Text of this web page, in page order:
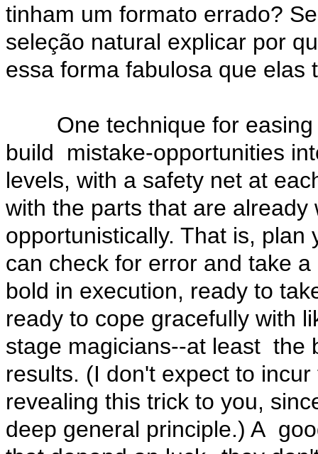
tinham um formato errado?
seleção natural explicar por
essa forma fabulosa que elas
One technique for easing
build mistake-opportunities
levels, with a safety net at
with the parts that are
opportunistically. That is,
can check for error and take
bold in execution, ready to
ready to cope gracefully with
stage magicians--at least the
results. (I don't expect to
revealing this trick to you,
deep general principle.) A